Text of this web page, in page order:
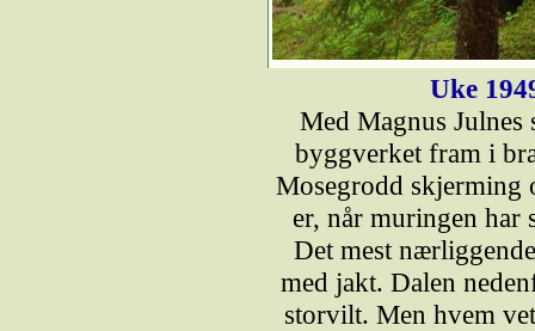
Uke
Med Magnus
byggverket fram i
Mosegrodd skjerming
er, når muringen
Det mest
med jakt. Dalen
storvilt. Men hvem